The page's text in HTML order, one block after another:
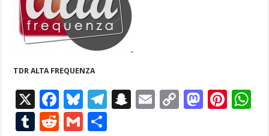
TDR ALTA FREQUENZA
X
F
ac
Bl
u
T
S
E
C
M Pi
T
R
G